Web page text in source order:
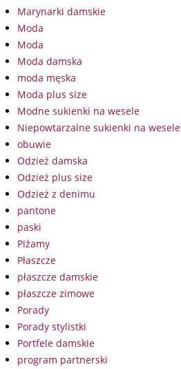
Marynarki damskie
Moda
Moda
Moda damska
moda męska
Moda plus size
Modne sukienki na wesele
Niepowtarzalne sukienki na wesele
obuwie
Odzież damska
Odzież plus size
Odzież z denimu
pantone
paski
Piżamy
Płaszcze
płaszcze damskie
płaszcze zimowe
Porady
Porady stylistki
Portfele damskie
program partnerski